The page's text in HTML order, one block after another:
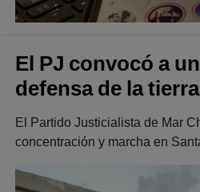
El PJ convocó a
defensa de la tierra
El Partido Justicialista de Mar
concentración y marcha en